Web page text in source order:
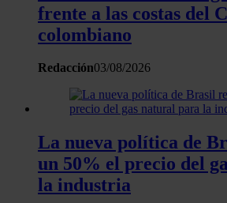
frente a las costas del
colombiano
Redacción03/08/2026
La nueva política de
un 50% el precio del
la industria